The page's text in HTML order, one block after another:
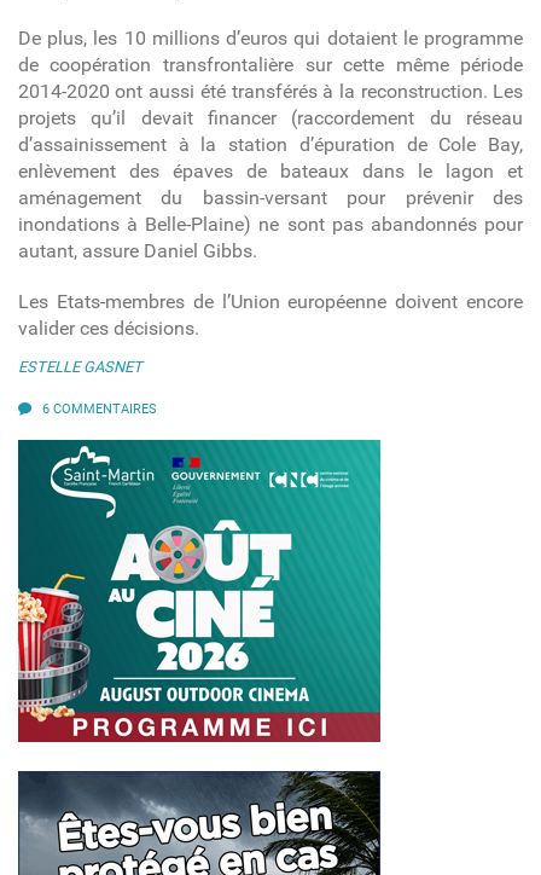
De plus, les 10 millions d’euros qui dotaient le programme
de coopération transfrontalière sur cette même période
2014-2020 ont aussi été transférés à la reconstruction. Les
projets qu’il devait financer (raccordement du réseau
d’assainissement à la station d’épuration de Cole Bay,
enlèvement des épaves de bateaux dans le lagon et
aménagement du bassin-versant pour prévenir des
inondations à Belle-Plaine) ne sont pas abandonnés pour
autant, assure Daniel Gibbs.
Les Etats-membres de l’Union européenne doivent encore
valider ces décisions.
ESTELLE GASNET
6 COMMENTAIRES